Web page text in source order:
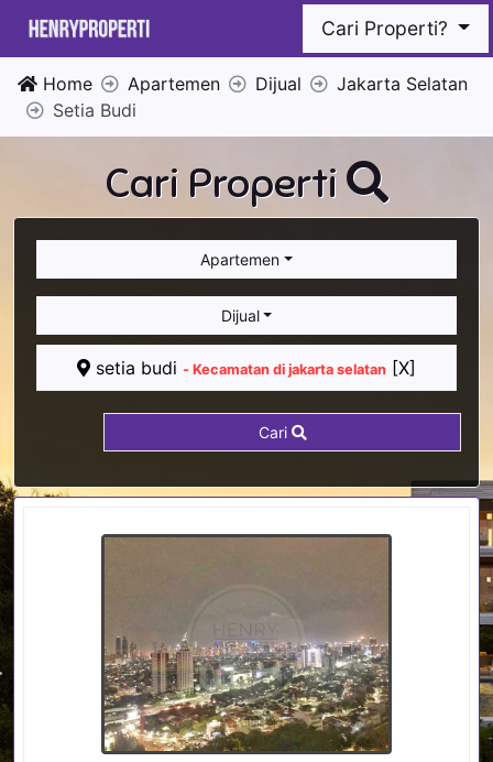
Cari Properti?
Home Apartemen Dijual
Jakarta Selatan
Setia Budi
Cari Properti
Apartemen
Dijual
setia budi - Kecamatan di jakarta selatan [X]
Cari